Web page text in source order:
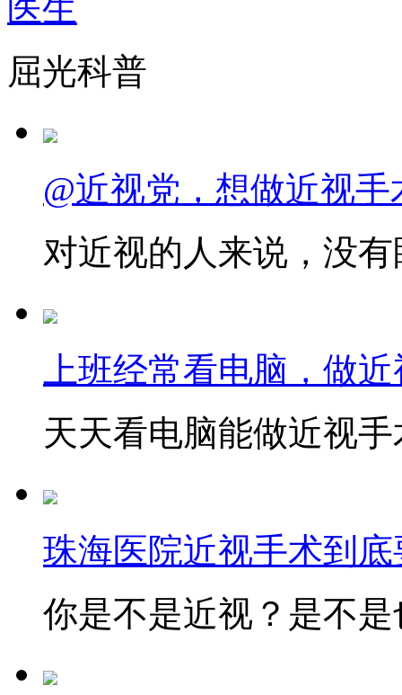
医生
屈光科普
@近视党，想做近视
对近视的人来说，没
上班经常看电脑，做
天天看电脑能做近视
珠海医院近视手术到
你是不是近视？是不